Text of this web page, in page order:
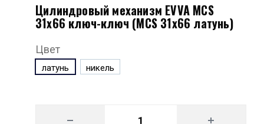
Цилиндровый механизм EVVA MCS
31x66 ключ-ключ (MCS 31x66 латунь)
Цвет
латунь никель